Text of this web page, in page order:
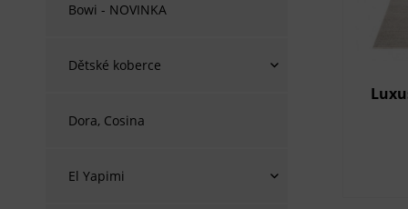
Bowi - NOVINKA
Dětské koberce
Dora, Cosina
El Yapimi